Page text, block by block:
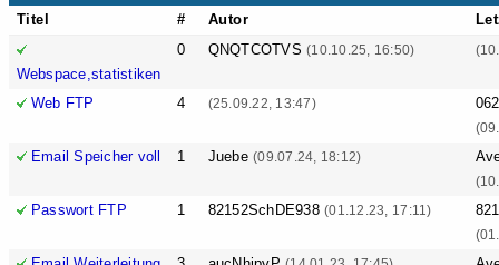
Titel
# Autor
Webspace,statistiken
0 QNQTCOTVS(10.10.25, 16:50)
Web FTP 4 (25.09.22, 13:47)
Email Speicher voll 1 Juebe(09.07.24, 18:12)
Passwort FTP 1 82152SchDE938(01.12.23, 17:11)